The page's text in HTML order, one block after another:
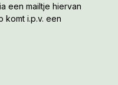
een mailtje hiervan
komt i.p.v. een